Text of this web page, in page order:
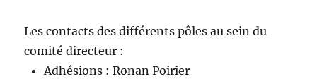
Les contacts des différents pôles au sein du
comité directeur :
Adhésions : Ronan Poirier